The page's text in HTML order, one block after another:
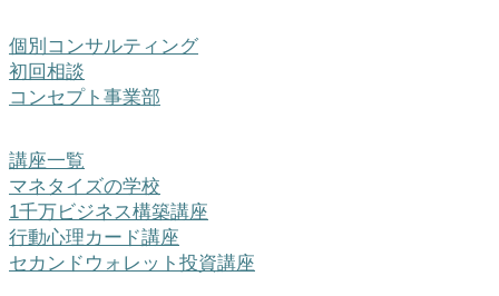
個別コンサルティング
初回相談
コンセプト事業部
講座一覧
マネタイズの学校
1千万ビジネス構築講座
行動心理カード講座
セカンドウォレット投資講座